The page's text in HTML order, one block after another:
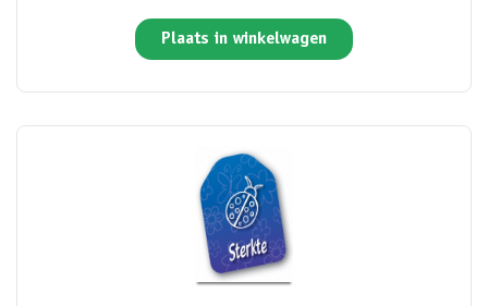
Plaats in winkelwagen